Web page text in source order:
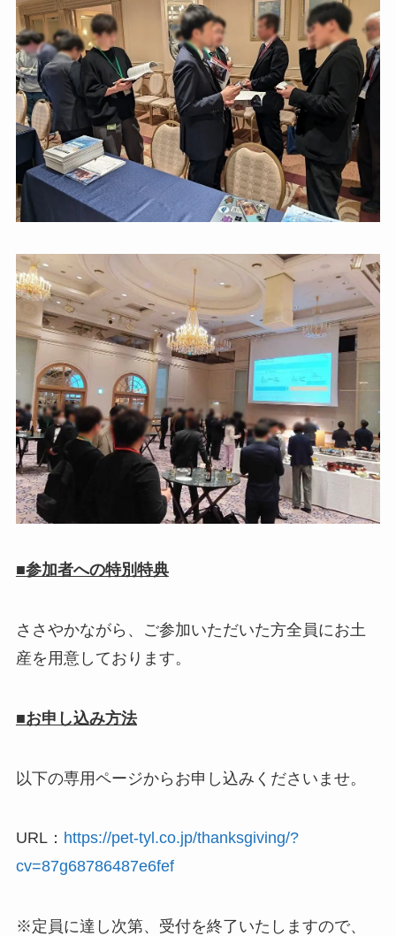
■参加者への特別特典
ささやかながら、ご参加いただいた方全員にお土
産を用意しております。
■お申し込み方法
以下の専用ページからお申し込みくださいませ。
URL： https://pet-tyl.co.jp/thanksgiving/?
cv=87g68786487e6fef
※定員に達し次第、受付を終了いたしますので、